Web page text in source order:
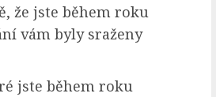
že jste během roku
vám byly sraženy
jste během roku